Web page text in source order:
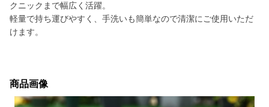
クニックまで幅広く活躍。
軽量で持ち運びやすく、手洗いも簡単なので清潔にご使用いただ
けます。
商品画像